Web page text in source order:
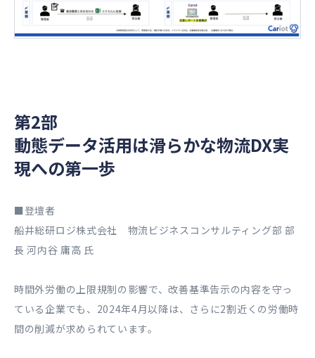
第2部
動態データ活用は滑らかな物流DX実
現への第一歩
■登壇者
船井総研ロジ株式会社 物流ビジネスコンサルティング部 部
長 河内谷 庸高 氏
時間外労働の上限規制の影響で、改善基準告示の内容を守っ
ている企業でも、2024年4月以降は、さらに2割近くの労働時
間の削減が求められています。